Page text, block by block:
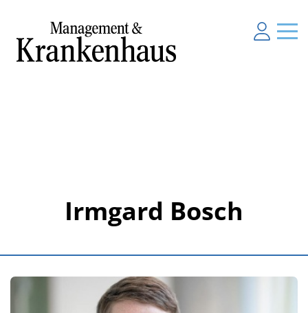
Irmgard Bosch